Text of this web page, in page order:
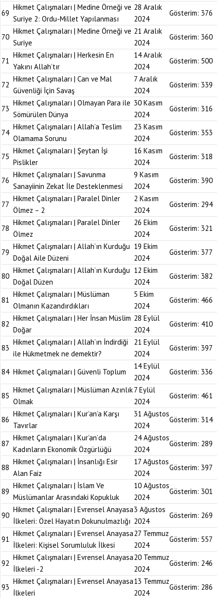
69
Hikmet Çalışmaları | Medine Örneği ve
Suriye 2: Ordu-Millet Yapılanması
28 Aralık
2024
Gösterim: 376
70
Hikmet Çalışmaları | Medine Örneği ve
Suriye
21 Aralık
2024
Gösterim: 360
71
Hikmet Çalışmaları | Herkesin En
Yakını Allah’tır
14 Aralık
2024
Gösterim: 500
72
Hikmet Çalışmaları | Can ve Mal
Güvenliği İçin Savaş
7 Aralık
2024
Gösterim: 339
73
Hikmet Çalışmaları | Olmayan Para ile
Sömürülen Dünya
30 Kasım
2024
Gösterim: 316
74
Hikmet Çalışmaları | Allah’a Teslim
Olamama Sorunu
23 Kasım
2024
Gösterim: 353
75
Hikmet Çalışmaları | Şeytan İşi
Pislikler
16 Kasım
2024
Gösterim: 318
76
Hikmet Çalışmaları | Savunma
Sanayiinin Zekat İle Desteklenmesi
9 Kasım
2024
Gösterim: 390
77
Hikmet Çalışmaları | Paralel Dinler
Ölmez – 2
2 Kasım
2024
Gösterim: 294
78
Hikmet Çalışmaları | Paralel Dinler
Ölmez
26 Ekim
2024
Gösterim: 321
79
Hikmet Çalışmaları | Allah’ın Kurduğu
Doğal Aile Düzeni
19 Ekim
2024
Gösterim: 377
80
Hikmet Çalışmaları | Allah’ın Kurduğu
Doğal Düzen
12 Ekim
2024
Gösterim: 382
81
Hikmet Çalışmaları | Müslüman
Olmanın Kazandırdıkları
5 Ekim
2024
Gösterim: 466
82
Hikmet Çalışmaları | Her İnsan Müslim
Doğar
28 Eylül
2024
Gösterim: 410
83
Hikmet Çalışmaları | Allah’ın İndirdiği
ile Hükmetmek ne demektir?
21 Eylül
2024
Gösterim: 397
84 Hikmet Çalışmaları | Güvenli Toplum
14 Eylül
2024
Gösterim: 336
85
Hikmet Çalışmaları | Müslüman Azınlık
Olmak
7 Eylül
2024
Gösterim: 461
86
Hikmet Çalışmaları | Kur’an’a Karşı
Tavırlar
31 Ağustos
2024
Gösterim: 314
87
Hikmet Çalışmaları | Kur’an’da
Kadınların Ekonomik Özgürlüğü
24 Ağustos
2024
Gösterim: 289
88
Hikmet Çalışmaları | İnsanlığı Esir
Alan Faiz
17 Ağustos
2024
Gösterim: 397
89
Hikmet Çalışmaları | İslam Ve
Müslümanlar Arasındaki Kopukluk
10 Ağustos
2024
Gösterim: 301
90
Hikmet Çalışmaları | Evrensel Anayasa
İlkeleri: Özel Hayatın Dokunulmazlığı
3 Ağustos
2024
Gösterim: 269
91
Hikmet Çalışmaları | Evrensel Anayasa
İlkeleri: Kişisel Sorumluluk İlkesi
27 Temmuz
2024
Gösterim: 557
92
Hikmet Çalışmaları | Evrensel Anayasa
İlkeleri -2
20 Temmuz
2024
Gösterim: 246
93
Hikmet Çalışmaları | Evrensel Anayasa
İlkeleri
13 Temmuz
2024
Gösterim: 286